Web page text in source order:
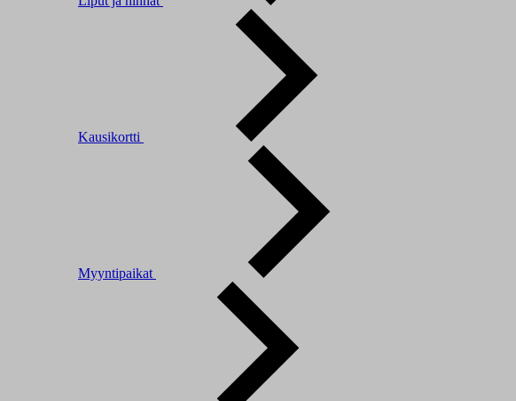
Kausikortti
Myyntipaikat